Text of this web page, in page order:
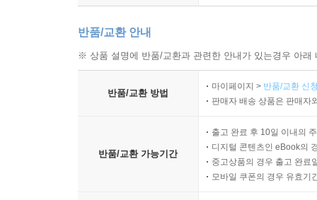
반품/교환 안내
※ 상품 설명에 반품/교환과 관련한 안내가 있는경우 아
반품/교환 방법
마이페이지 > 반품/교환 신
판매자 배송 상품은 판매자
반품/교환 가능기간
출고 완료 후 10일 이내의
디지털 콘텐츠인 eBook의
중고상품의 경우 출고 완료
모바일 쿠폰의 경우 유효기